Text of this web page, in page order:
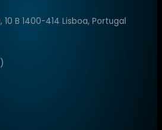
B 1400-414 Lisboa, Portugal